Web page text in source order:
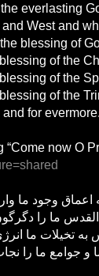
everlasting
and West and
blessing of
of the
of the
of the
and for
“Come now O
اعماق وجود ما
القدس ما را
به تخیلات ما
و جوامع ما را